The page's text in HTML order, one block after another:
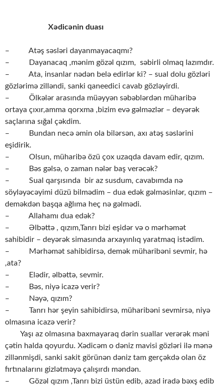
Xədicənin duası
– Atəş səsləri dayanmayacaqmı?
– Dayanacaq ,mənim gözəl qızım, səbirli olmaq lazımdır.
– Ata, insanlar nədən belə edirlər ki? – sual dolu gözləri
gözlərimə zilləndi, sanki qaneedici cavab gözləyirdi.
– Ölkələr arasında müəyyən səbəblərdən müharibə
ortaya çıxır,amma qorxma ,bizim evə gəlməzlər – deyərək
saçlarına sığal çəkdim.
– Bundan necə əmin ola bilərsən, axı atəş səslərini
eşidirik.
– Olsun, müharibə özü çox uzaqda davam edir, qızım.
– Bəs gəlsə, o zaman nələr baş verəcək?
– Sual qarşısında bir az susdum, cavabımda nə
söyləyəcəyimi düzü bilmədim – dua edək gəlməsinlər, qızım –
deməkdən başqa ağlıma heç nə gəlmədi.
– Allahamı dua edək?
– Əlbəttə , qızım,Tanrı bizi eşidər və o mərhəmət
sahibidir – deyərək simasında arxayınlıq yaratmaq istədim.
– Mərhəmət sahibidirsə, demək müharibəni sevmir, hə
,ata?
– Elədir, əlbəttə, sevmir.
– Bəs, niyə icazə verir?
– Nəyə, qızım?
– Tanrı hər şeyin sahibidirsə, müharibəni sevmirsə, niyə
olmasına icazə verir?
Yaşı az olmasına baxmayaraq dərin suallar verərək məni
çətin halda qoyurdu. Xədicəm o dəniz mavisi gözləri ilə mənə
zillənmişdi, sanki sakit görünən dəniz tam gerçəkdə olan öz
fırtınalarını gizlətməyə çalışırdı məndən.
– Gözəl qızım ,Tanrı bizi üstün edib, azad iradə bəxş edib